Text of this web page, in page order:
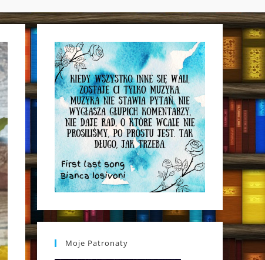
SEARCH
Moje Patronaty